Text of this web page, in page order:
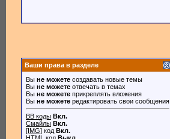
Ваши права в разделе
Вы не можете создавать новые темы
Вы не можете отвечать в темах
Вы не можете прикреплять вложения
Вы не можете редактировать свои сообщения
BB коды Вкл.
Смайлы Вкл.
[IMG] код Вкл.